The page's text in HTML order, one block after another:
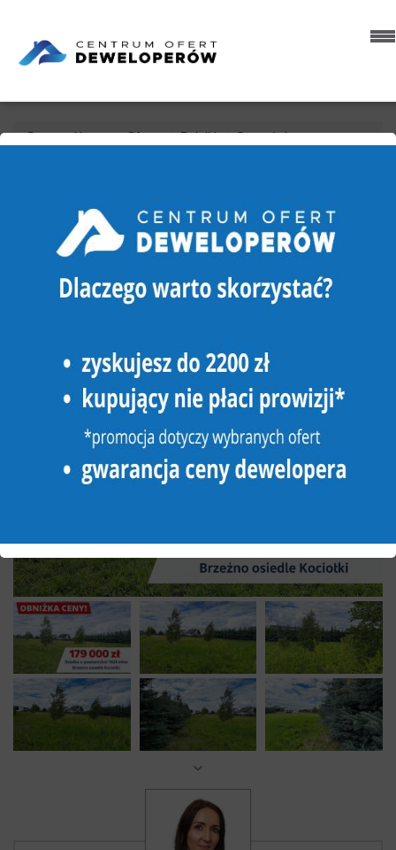
Strona główna Oferty Działki
Sprzedaż
CZARNKÓW (GW), BRZEŹNO